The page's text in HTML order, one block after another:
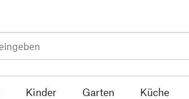
Kinder Garten Küche